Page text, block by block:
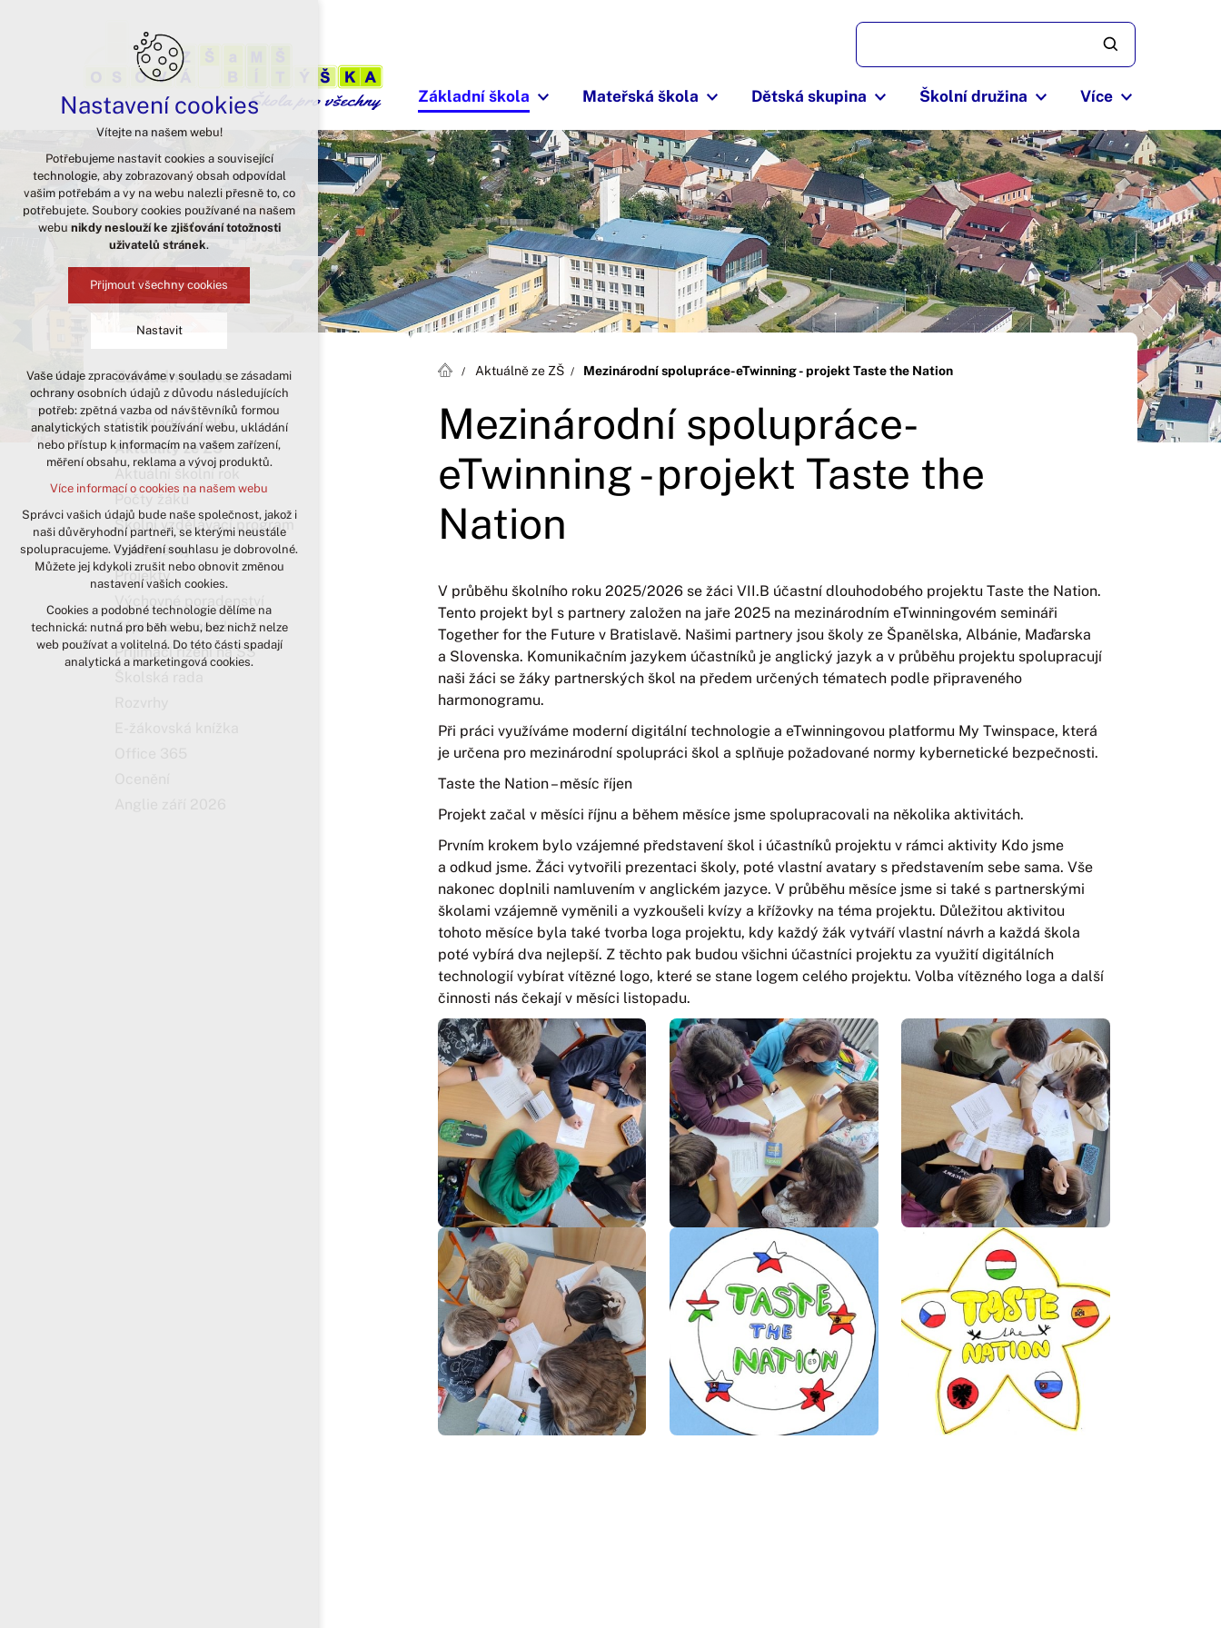
Základní škola Mateřská škola Dětská skupina Školní družina Více
Aktuálně ze ZŠ Mezinárodní spolupráce-eTwinning - projekt Taste the Nation
Mezinárodní spolupráce-
eTwinning - projekt Taste the
Nation
V průběhu školního roku 2025/2026 se žáci VII.B účastní dlouhodobého projektu Taste the Nation.
Tento projekt byl s partnery založen na jaře 2025 na mezinárodním eTwinningovém semináři
Together for the Future v Bratislavě. Našimi partnery jsou školy ze Španělska, Albánie, Maďarska
a Slovenska. Komunikačním jazykem účastníků je anglický jazyk a v průběhu projektu spolupracují
naši žáci se žáky partnerských škol na předem určených tématech podle připraveného
harmonogramu.
Při práci využíváme moderní digitální technologie a eTwinningovou platformu My Twinspace, která
je určena pro mezinárodní spolupráci škol a splňuje požadované normy kybernetické bezpečnosti.
Taste the Nation – měsíc říjen
Projekt začal v měsíci říjnu a během měsíce jsme spolupracovali na několika aktivitách.
Prvním krokem bylo vzájemné představení škol i účastníků projektu v rámci aktivity Kdo jsme
a odkud jsme. Žáci vytvořili prezentaci školy, poté vlastní avatary s představením sebe sama. Vše
nakonec doplnili namluvením v anglickém jazyce. V průběhu měsíce jsme si také s partnerskými
školami vzájemně vyměnili a vyzkoušeli kvízy a křížovky na téma projektu. Důležitou aktivitou
tohoto měsíce byla také tvorba loga projektu, kdy každý žák vytváří vlastní návrh a každá škola
poté vybírá dva nejlepší. Z těchto pak budou všichni účastníci projektu za využití digitálních
technologií vybírat vítězné logo, které se stane logem celého projektu. Volba vítězného loga a další
činnosti nás čekají v měsíci listopadu.
Základní škola
O základní škole
Aktuality ze ZŠ
Aktuální školní rok
Školní vzdělávací program
Dokumenty
Projekty
Výchovné poradenství
Zápis do 1. ročníku
Přijímací řízení na SŠ
Nastavení cookies
Vítejte na našem webu!
Potřebujeme nastavit cookies a související
technologie, aby zobrazovaný obsah odpovídal
vašim potřebám a vy na webu nalezli přesně to, co
potřebujete. Soubory cookies používané na našem
webu nikdy neslouží ke zjišťování totožnosti
uživatelů stránek.
Přijmout všechny cookies
Nastavit
Technická cookies
nutná pro provozování webu
udržení kontextu stránek (session):
případná přihlášení, volby jazyka, apod.
analytická pro anonymizované
vyhodnocení návštěvnosti
marketingová cookies (Google)
Více informací o cookies na našem webu
Přijmout všechny cookies
Odmítnout vše
Vaše údaje zpracováváme v souladu se zásadami
ochrany osobních údajů z důvodu následujících
potřeb: zpětná vazba od návštěvníků formou
analytických statistik používání webu, ukládání
nebo přístup k informacím na vašem zařízení,
měření obsahu, reklama a vývoj produktů.
Více informací o cookies na našem webu
Správci vašich údajů bude naše společnost, jakož i
naši důvěryhodní partneři, se kterými neustále
spolupracujeme. Vyjádření souhlasu je dobrovolné.
Můžete jej kdykoli zrušit nebo obnovit změnou
nastavení vašich cookies.
Cookies a podobné technologie dělíme na
technická: nutná pro běh webu, bez nichž nelze
web používat a volitelná. Do této části spadají
analytická a marketingová cookies.